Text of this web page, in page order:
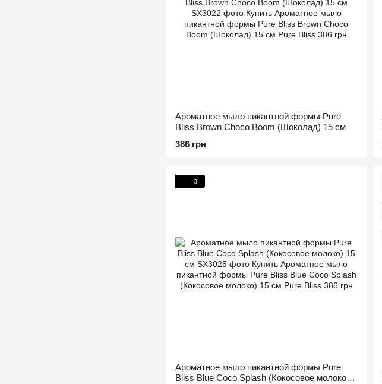
Ароматное мыло пикантной формы Pure
Bliss Brown Choco Boom (Шоколад) 15 см
386 грн
3
Ароматное мыло пикантной формы Pure
Bliss Blue Coco Splash (Кокосовое молоко)